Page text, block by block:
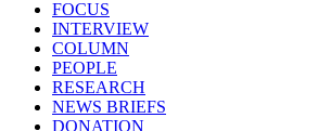
FOCUS
INTERVIEW
COLUMN
PEOPLE
RESEARCH
NEWS BRIEFS
DONATION